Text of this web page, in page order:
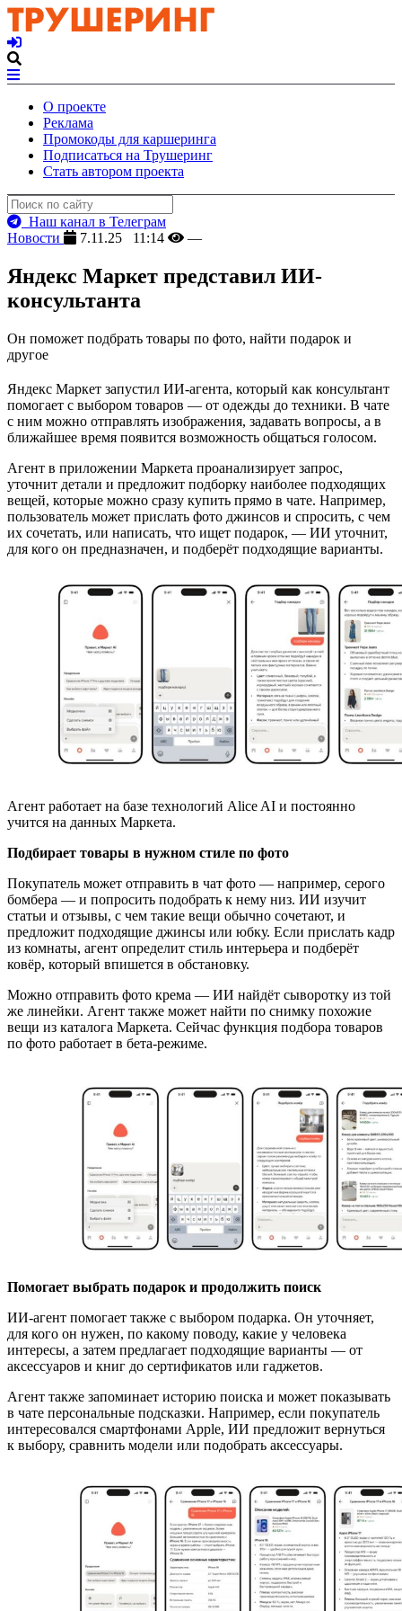
О проекте
Реклама
Промокоды для каршеринга
Подписаться на Трушеринг
Стать автором проекта
Наш канал в Телеграм
Новости
7.11.25 11:14 —
Яндекс Маркет представил ИИ-
консультанта
Он поможет подбрать товары по фото, найти подарок и
другое
Яндекс Маркет запустил ИИ-агента, который как консультант
помогает с выбором товаров — от одежды до техники. В чате
с ним можно отправлять изображения, задавать вопросы, а в
ближайшее время появится возможность общаться голосом.
Агент в приложении Маркета проанализирует запрос,
уточнит детали и предложит подборку наиболее подходящих
вещей, которые можно сразу купить прямо в чате. Например,
пользователь может прислать фото джинсов и спросить, с чем
их сочетать, или написать, что ищет подарок, — ИИ уточнит,
для кого он предназначен, и подберёт подходящие варианты.
Агент работает на базе технологий Alice AI и постоянно
учится на данных Маркета.
Подбирает товары в нужном стиле по фото
Покупатель может отправить в чат фото — например, серого
бомбера — и попросить подобрать к нему низ. ИИ изучит
статьи и отзывы, с чем такие вещи обычно сочетают, и
предложит подходящие джинсы или юбку. Если прислать кадр
из комнаты, агент определит стиль интерьера и подберёт
ковёр, который впишется в обстановку.
Можно отправить фото крема — ИИ найдёт сыворотку из той
же линейки. Агент также может найти по снимку похожие
вещи из каталога Маркета. Сейчас функция подбора товаров
по фото работает в бета-режиме.
Помогает выбрать подарок и продолжить поиск
ИИ-агент помогает также с выбором подарка. Он уточняет,
для кого он нужен, по какому поводу, какие у человека
интересы, а затем предлагает подходящие варианты — от
аксессуаров и книг до сертификатов или гаджетов.
Агент также запоминает историю поиска и может показывать
в чате персональные подсказки. Например, если покупатель
интересовался смартфонами Apple, ИИ предложит вернуться
к выбору, сравнить модели или подобрать аксессуары.